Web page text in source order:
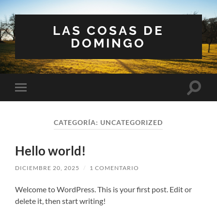
LAS COSAS DE
DOMINGO
Alternar
el
CATEGORÍA: UNCATEGORIZED
Hello world!
DICIEMBRE 20, 2025 / 1 COMENTARIO
Welcome to WordPress. This is your first post. Edit or
delete it, then start writing!